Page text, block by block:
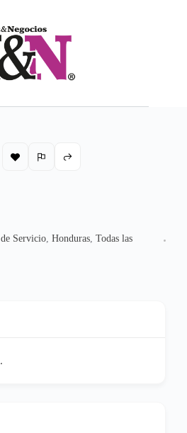
Servicio, Honduras, Todas las